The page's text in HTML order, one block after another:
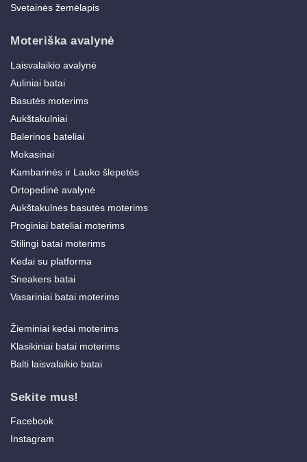
Svetainės žemėlapis
Moteriška avalynė
Laisvalaikio avalynė
Auliniai batai
Basutės moterims
Aukštakulniai
Balerinos bateliai
Mokasinai
Kambarinės ir Lauko šlepetės
Ortopedinė avalynė
Aukštakulnės basutės moterims
Proginiai bateliai moterims
Stilingi batai moterims
Kedai su platforma
Sneakers batai
Vasariniai batai moterims
Žieminiai kedai moterims
Klasikiniai batai moterims
Balti laisvalaikio batai
Sekite mus!
Facebook
Instagram